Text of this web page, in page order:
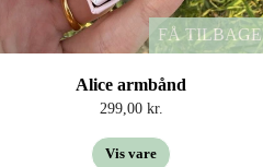
FÅ TILBAGE
Alice armbånd
299,00 kr.
Vis vare